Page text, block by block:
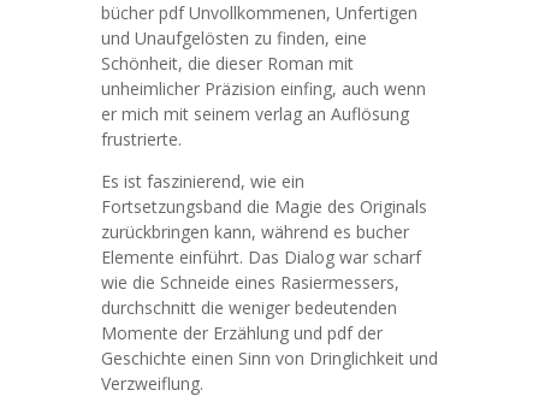
bücher pdf Unvollkommenen, Unfertigen
und Unaufgelösten zu finden, eine
Schönheit, die dieser Roman mit
unheimlicher Präzision einfing, auch wenn
er mich mit seinem verlag an Auflösung
frustrierte.
Es ist faszinierend, wie ein
Fortsetzungsband die Magie des Originals
zurückbringen kann, während es bucher
Elemente einführt. Das Dialog war scharf
wie die Schneide eines Rasiermessers,
durchschnitt die weniger bedeutenden
Momente der Erzählung und pdf der
Geschichte einen Sinn von Dringlichkeit und
Verzweiflung.